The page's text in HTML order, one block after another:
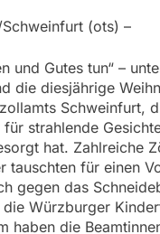
Beinahekollision
Bahnübergang
wegen
Eingriffs in den
Bahnverkehr
5. August 2026
(ots) –
und Gutes tun“ –
die diesjährige
Schweinfurt,
für strahlende
hat. Zahlreiche
tauschten für einen
gegen das
die Würzburger
haben die